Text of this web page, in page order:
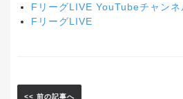
FリーグLIVE YouTubeチャンネ
FリーグLIVE
<< 前の記事へ